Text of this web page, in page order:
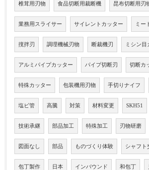
椎茸用刃物 食品切断用裁断機 昆布切断用刃
業務用スライサー サイレントカッター ミー
撹拌刃 調理機械刃物 断裁機刃 ミシン目
アルミパイプカッター パイプ切断刃 切断カ
特殊カッター 包装機用刃物 手切りナイフ
塩ビ管 高騰 対策 材料変更 SKH51
技術承継 部品加工 特殊加工 刃物研磨
図面なし 部品 ものづくり体験 シャフト
包丁製作 日本 インバウンド 和包丁